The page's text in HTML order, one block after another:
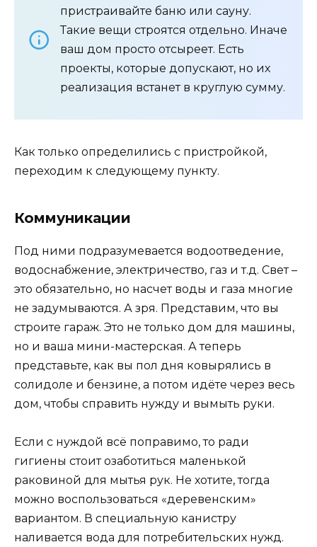
пристраивайте баню или сауну.
Такие вещи строятся отдельно. Иначе
ваш дом просто отсыреет. Есть
проекты, которые допускают, но их
реализация встанет в круглую сумму.
Как только определились с пристройкой,
переходим к следующему пункту.
Коммуникации
Под ними подразумевается водоотведение,
водоснабжение, электричество, газ и т.д. Свет –
это обязательно, но насчет воды и газа многие
не задумываются. А зря. Представим, что вы
строите гараж. Это не только дом для машины,
но и ваша мини-мастерская. А теперь
представьте, как вы пол дня ковырялись в
солидоле и бензине, а потом идёте через весь
дом, чтобы справить нужду и вымыть руки.
Если с нуждой всё поправимо, то ради
гигиены стоит озаботиться маленькой
раковиной для мытья рук. Не хотите, тогда
можно воспользоваться «деревенским»
вариантом. В специальную канистру
наливается вода для потребительских нужд.